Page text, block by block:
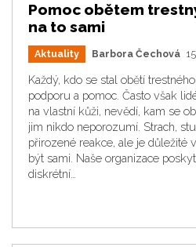
Pomoc obětem
na to sami
Aktuality Barbora Čechová
Každý, kdo se stal obětí
podporu a pomoc. Často však
na vlastní kůži, nevědí, kam se
jim nikdo neporozumí. Strach,
přirozené reakce, ale je důležité
být sami. Naše organizace
diskrétní…